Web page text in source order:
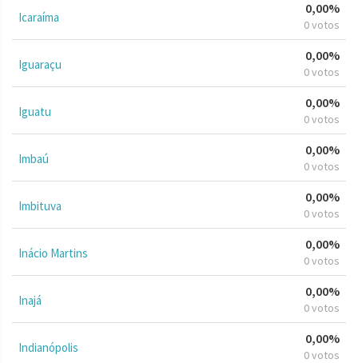
Icaraíma
0,00%
0 votos
Iguaraçu
0,00%
0 votos
Iguatu
0,00%
0 votos
Imbaú
0,00%
0 votos
Imbituva
0,00%
0 votos
Inácio Martins
0,00%
0 votos
Inajá
0,00%
0 votos
Indianópolis
0,00%
0 votos